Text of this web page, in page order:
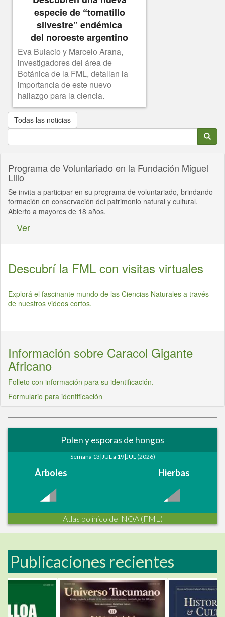
especie de “tomatillo
silvestre” endémica
del noroeste argentino
Eva Bulacio y Marcelo Arana,
investigadores del área de
Botánica de la FML, detallan la
importancia de este nuevo
hallazgo para la ciencia.
Todas las noticias
Buscar
Search
Programa de Voluntariado en la Fundación Miguel
Lillo
Se invita a participar en su programa de voluntariado, brindando
formación en conservación del patrimonio natural y cultural.
Abierto a mayores de 18 años.
Ver
Descubrí la FML con visitas virtuales
Explorá el fascinante mundo de las Ciencias Naturales a través
de nuestros videos cortos.
Información sobre Caracol Gigante
Africano
Folleto con información para su identificación.
Formulario para identificación
Polen y esporas de hongos
Semana 13|JUL a 19|JUL (2026)
Árboles Hierbas
Atlas polínico del NOA (FML)
Publicaciones recientes